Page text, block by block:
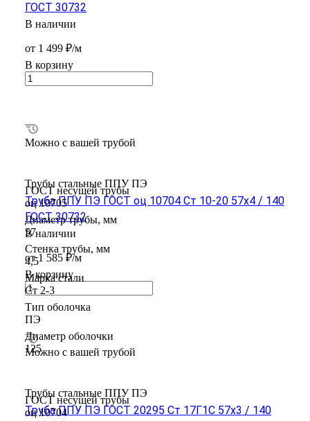
ГОСТ несущей трубы
оц 10705
Диаметр трубы, мм
57
Стенка трубы, мм
4,5
Марка стали
Ст 2-3
Тип оболочка
ПЭ
Диаметр оболочки
125
ГОСТ 30732
В наличии
от 1 499 ₽/м
В корзину
ГОСТ несущей трубы
оц 10704
Можно с вашей трубой
Трубы стальные ППУ ПЭ
Труба ППУ ПЭ ГОСТ оц 10704 Ст 10-20 57x4 / 140
ГОСТ 30732
В наличии
от 1 585 ₽/м
В корзину
Можно с вашей трубой
Трубы стальные ППУ ПЭ
Труба ППУ ПЭ ГОСТ 20295 Ст 17Г1С 57x3 / 140